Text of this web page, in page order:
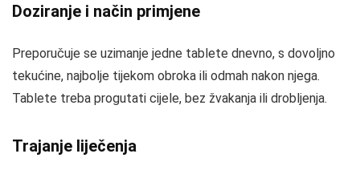
Doziranje i način primjene
Preporučuje se uzimanje jedne tablete dnevno, s dovoljno
tekućine, najbolje tijekom obroka ili odmah nakon njega.
Tablete treba progutati cijele, bez žvakanja ili drobljenja.
Trajanje liječenja